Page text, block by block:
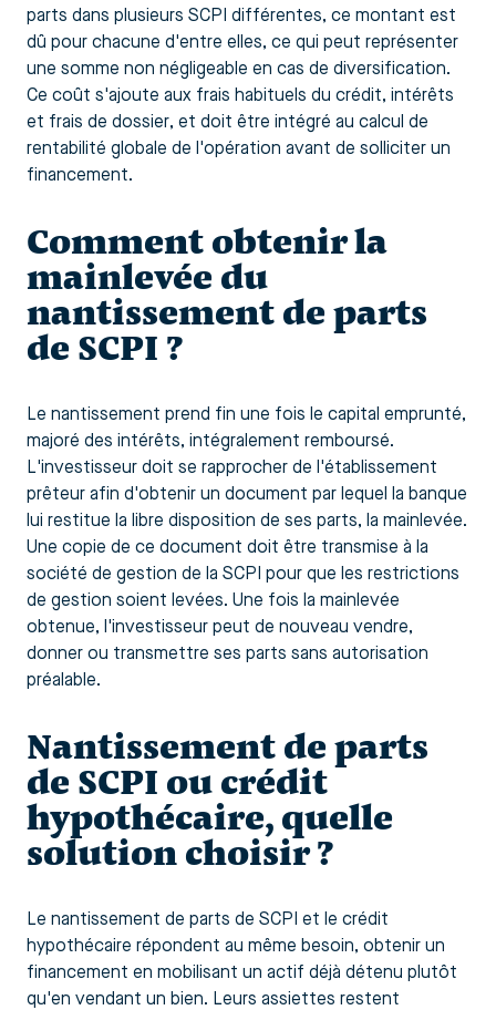
parts dans plusieurs SCPI différentes, ce montant est
dû pour chacune d'entre elles, ce qui peut représenter
une somme non négligeable en cas de diversification.
Ce coût s'ajoute aux frais habituels du crédit, intérêts
et frais de dossier, et doit être intégré au calcul de
rentabilité globale de l'opération avant de solliciter un
financement.
Comment obtenir la
mainlevée du
nantissement de parts
de SCPI ?
Le nantissement prend fin une fois le capital emprunté,
majoré des intérêts, intégralement remboursé.
L'investisseur doit se rapprocher de l'établissement
prêteur afin d'obtenir un document par lequel la banque
lui restitue la libre disposition de ses parts, la mainlevée.
Une copie de ce document doit être transmise à la
société de gestion de la SCPI pour que les restrictions
de gestion soient levées. Une fois la mainlevée
obtenue, l'investisseur peut de nouveau vendre,
donner ou transmettre ses parts sans autorisation
préalable.
Nantissement de parts
de SCPI ou crédit
hypothécaire, quelle
solution choisir ?
Le nantissement de parts de SCPI et le crédit
hypothécaire répondent au même besoin, obtenir un
financement en mobilisant un actif déjà détenu plutôt
qu'en vendant un bien. Leurs assiettes restent